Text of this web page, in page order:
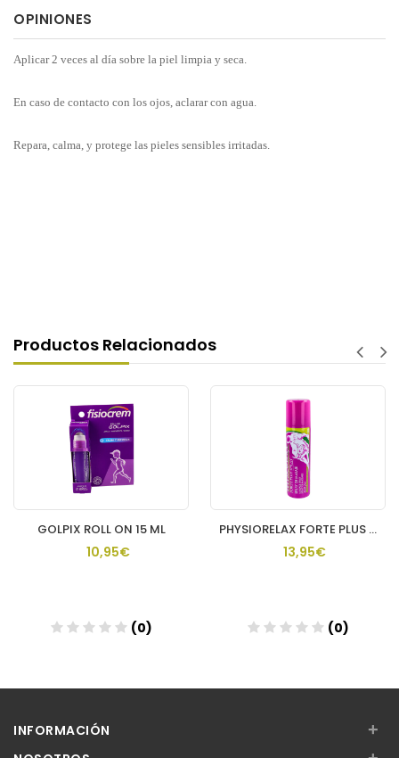
OPINIONES
Aplicar 2 veces al día sobre la piel limpia y seca.
En caso de contacto con los ojos, aclarar con agua.
Repara, calma, y protege las pieles sensibles irritadas.
Productos Relacionados
GOLPIX ROLL ON 15 ML
10,95€
(0)
PHYSIORELAX FORTE PLUS SPRAY 1 ENVASE 150 ML
13,95€
(0)
INFORMACIÓN +